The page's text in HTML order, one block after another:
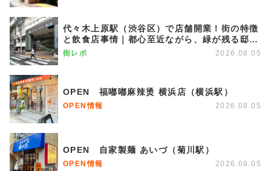
代々木上原駅（渋谷区）で店舗開業！街の特徴
と飲食店事情｜都心至近ながら、緑が残る邸宅
エリア
街レポ 2026.08.05
OPEN 福嘟嘟麻辣烫 横浜店（横浜駅）
OPEN情報 2026.08.05
OPEN 自家製麺 あいづ（菊川駅）
OPEN情報 2026.08.05